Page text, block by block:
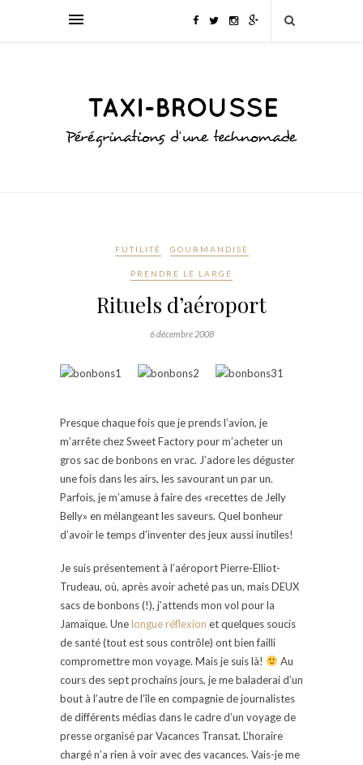
FUTILITÉ GOURMANDISE
PRENDRE LE LARGE
Rituels d’aéroport
6 décembre 2008
Presque chaque fois que je prends l’avion, je
m’arrête chez Sweet Factory pour m’acheter un
gros sac de bonbons en vrac. J’adore les déguster
une fois dans les airs, les savourant un par un.
Parfois, je m’amuse à faire des «recettes de Jelly
Belly» en mélangeant les saveurs. Quel bonheur
d’avoir le temps d’inventer des jeux aussi inutiles!
Je suis présentement à l’aéroport Pierre-Elliot-
Trudeau, où, après avoir acheté pas un, mais DEUX
sacs de bonbons (!), j’attends mon vol pour la
Jamaïque. Unelongue réflexion et quelques soucis
de santé (tout est sous contrôle) ont bien failli
compromettre mon voyage. Mais je suis là!
Au
cours des sept prochains jours, je me baladerai d’un
bout à l’autre de l’île en compagnie de journalistes
de différents médias dans le cadre d’un voyage de
presse organisé par Vacances Transat. L’horaire
chargé n’a rien à voir avec des vacances. Vais-je me